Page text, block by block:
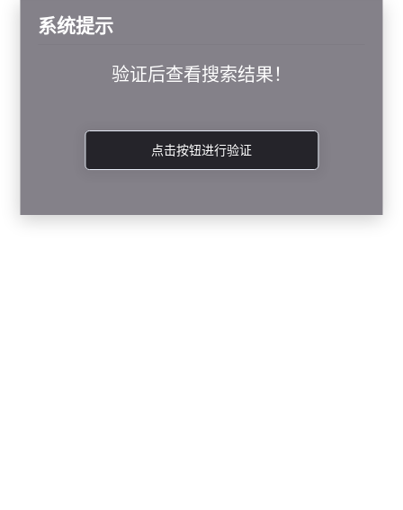
系统提示
验证后查看搜索结果！
点击按钮进行验证